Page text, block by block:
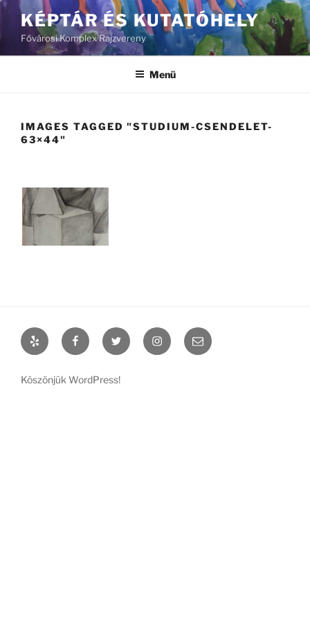
Tartalomhoz
KÉPTÁR ÉS KUTATÓHELY
Fővárosi Komplex Rajzvereny
Menü
IMAGES TAGGED "STUDIUM-CSENDELET-
63×44"
Yelp FacebookTwitter InstagramEmail
Köszönjük WordPress!